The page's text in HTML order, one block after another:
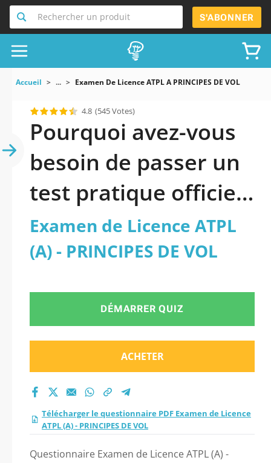
Rechercher un produit S'ABONNER
Accueil ... Examen De Licence ATPL A PRINCIPES DE VOL
4.8 (545 Votes)
Pourquoi avez-vous
besoin de passer un
test pratique officiel
mis à jour de Examen
de Licence ATPL (A) -
Examen de Licence ATPL
(A) - PRINCIPES DE VOL
DÉMARRER QUIZ
ACHETER
Télécharger le questionnaire PDF Examen de Licence
ATPL (A) - PRINCIPES DE VOL
Questionnaire Examen de Licence ATPL (A) -